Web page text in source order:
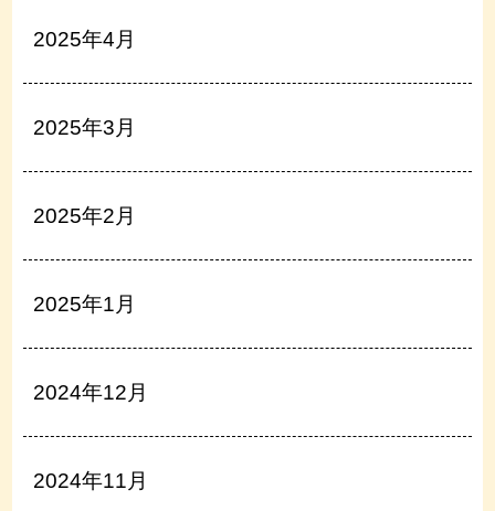
2025年4月
2025年3月
2025年2月
2025年1月
2024年12月
2024年11月